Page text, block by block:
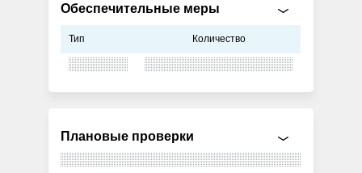
Обеспечительные меры
Тип Количество
Плановые проверки